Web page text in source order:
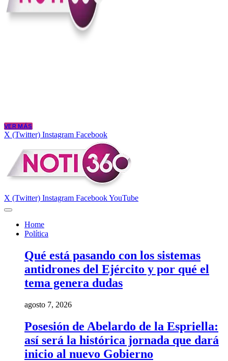
VER MÁS
X (Twitter) Instagram Facebook
X (Twitter) Instagram FacebookYouTube
Home
Política
Qué está pasando con los sistemas
antidrones del Ejército y por qué el
tema genera dudas
agosto 7, 2026
Posesión de Abelardo de la Espriella:
así será la histórica jornada que dará
inicio al nuevo Gobierno